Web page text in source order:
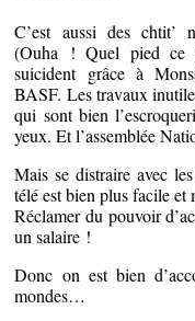
C’est aussi des chtit’
(Ouha ! Quel pied ce
suicident grâce à
BASF. Les travaux
qui sont bien
yeux. Et l’assemblée
Mais se distraire avec
télé est bien plus facile
Réclamer du pouvoir
un salaire !
Donc on est bien
mondes…